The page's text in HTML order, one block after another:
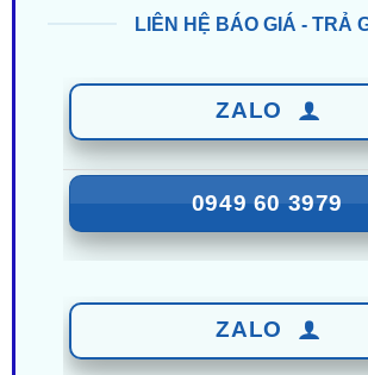
0949 60 3979
0987 801 029